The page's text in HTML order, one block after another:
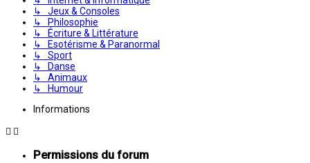
↳ Jeux & Consoles
↳ Philosophie
↳ Écriture & Littérature
↳ Esotérisme & Paranormal
↳ Sport
↳ Danse
↳ Animaux
↳ Humour
Informations
Permissions du forum